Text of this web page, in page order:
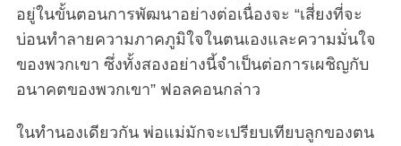
อยู่ในขั้นตอนการพัฒนาอย่างต่อเนื่องจะ “เสี่ยงที่จะ
บ่อนทำลายความภาคภูมิใจในตนเองและความมั่นใจ
ของพวกเขา ซึ่งทั้งสองอย่างนี้จำเป็นต่อการเผชิญกับ
อนาคตของพวกเขา” ฟอลคอนกล่าว
ในทำนองเดียวกัน พ่อแม่มักจะเปรียบเทียบลูกของตน